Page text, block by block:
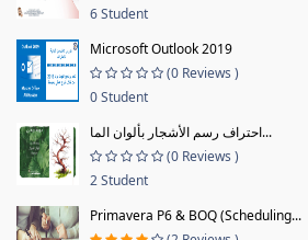
6 Student
Microsoft Outlook 2019
(0 Reviews )
0 Student
احتراف رسم الأشجار بألوان الما...
(0 Reviews )
2 Student
Primavera P6 & BOQ (Scheduling...